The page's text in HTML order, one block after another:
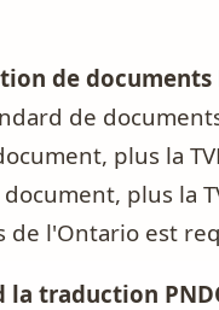
de documents
de
plus la
plus la
l'Ontario est
la traduction